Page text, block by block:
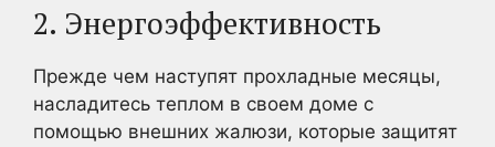
2. Энергоэффективность
Прежде чем наступят прохладные месяцы,
насладитесь теплом в своем доме с
помощью внешних жалюзи, которые защитят